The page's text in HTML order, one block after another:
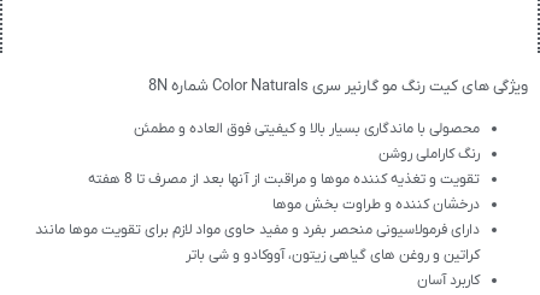
ویژگی های کیت رنگ مو گارنیر سری Color Naturals شماره 8N
محصولی با ماندگاری بسیار بالا و کیفیتی فوق العاده و مطمئن
رنگ کاراملی روشن
تقویت و تغذیه کننده موها و مراقبت از آنها بعد از مصرف تا 8 هفته
درخشان کننده و طراوت بخش موها
دارای فرمولاسیونی منحصر بفرد و مفید حاوی مواد لازم برای تقویت موها مانند
کراتین و روغن های گیاهی زیتون، آووکادو و شی باتر
کاربرد آسان